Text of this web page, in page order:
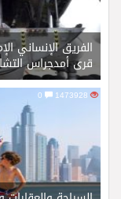
الفريق الإنساني
قرى أمدجراس
1473928